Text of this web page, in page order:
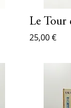
25,00 €